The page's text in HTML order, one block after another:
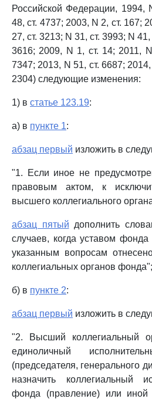
Российской Федерации, 1994,
48, ст. 4737; 2003, N 2, ст. 167;
27, ст. 3213; N 31, ст. 3993; N
3616; 2009, N 1, ст. 14; 2011,
7347; 2013, N 51, ст. 6687; 2014,
2304) следующие изменения:
1) в статье 123.19:
а) в пункте 1:
абзац первый изложить в
"1. Если иное не
правовым актом, к
высшего коллегиального
абзац пятый дополнить
случаев, когда уставом
указанным вопросам
коллегиальных органов фонда";
б) в пункте 2:
абзац первый изложить в
"2. Высший коллегиальный
единоличный
(председателя, генерального
назначить коллегиальный
фонда (правление) или иной